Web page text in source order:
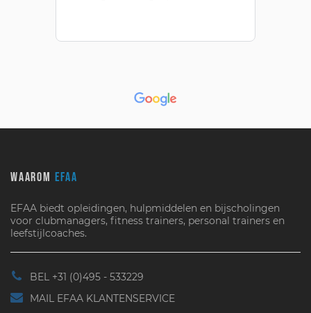
WAAROM EFAA
EFAA biedt opleidingen, hulpmiddelen en bijscholingen
voor clubmanagers, fitness trainers, personal trainers en
leefstijlcoaches.
BEL +31 (0)495 - 533229
MAIL EFAA KLANTENSERVICE